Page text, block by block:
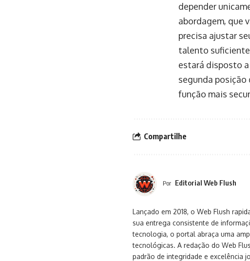
depender
abordagem, que
precisa ajustar
talento suficiente
estará disposto
segunda posição
função mais
Compartilhe
Por Editorial Web Flush
Lançado em 2018, o Web Flush
sua entrega consistente de
tecnologia, o portal abraça uma
tecnológicas. A redação do Web
padrão de integridade e excelência